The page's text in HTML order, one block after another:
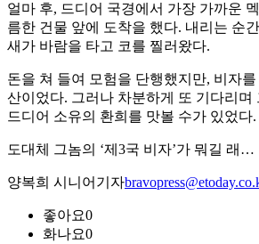
얼마 후, 드디어 국경에서 가장 가까운
름한 건물 앞에 도착을 했다. 내리는 순
새가 바람을 타고 코를 찔러왔다.
돈을 쳐 들여 모험을 단행했지만, 비자
산이었다. 그러나 차분하게 또 기다리며
드디어 소유의 환희를 맛볼 수가 있었다.
도대체 그놈의 ‘제3국 비자’가 뭐길 래…
양복희 시니어기자
좋아요0
화나요0